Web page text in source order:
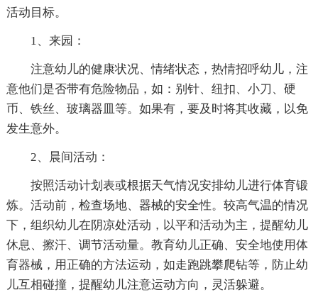
活动目标。
1、来园：
注意幼儿的健康状况、情绪状态，热情招呼幼儿，注
意他们是否带有危险物品，如：别针、纽扣、小刀、硬
币、铁丝、玻璃器皿等。如果有，要及时将其收藏，以免
发生意外。
2、晨间活动：
按照活动计划表或根据天气情况安排幼儿进行体育锻
炼。活动前，检查场地、器械的安全性。较高气温的情况
下，组织幼儿在阴凉处活动，以平和活动为主，提醒幼儿
休息、擦汗、调节活动量。教育幼儿正确、安全地使用体
育器械，用正确的方法运动，如走跑跳攀爬钻等，防止幼
儿互相碰撞，提醒幼儿注意运动方向，灵活躲避。